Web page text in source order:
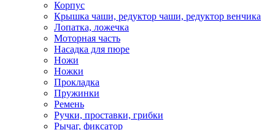
Корпус
Крышка чаши, редуктор чаши, редуктор венчика
Лопатка, ложечка
Моторная часть
Насадка для пюре
Ножи
Ножки
Прокладка
Пружинки
Ремень
Ручки, проставки, грибки
Рычаг, фиксатор